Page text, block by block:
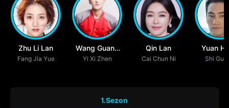
Zhu Li Lan
Fang Jia Yue
Wang Guang
Yuan
Yi Xi Zhen
Qin Lan
Cai Chun Ni
Yuan
Shi
1.Sezon